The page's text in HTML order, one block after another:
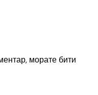
морате бити